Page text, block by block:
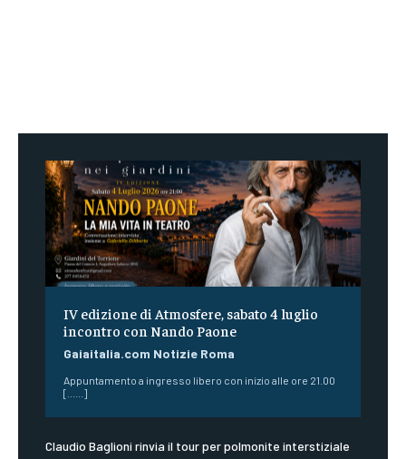
IV edizione di Atmosfere, sabato 4 luglio
incontro con Nando Paone
Gaiaitalia.com Notizie Roma
Appuntamento a ingresso libero con inizio alle ore 21.00
[......]
Claudio Baglioni rinvia il tour per polmonite interstiziale